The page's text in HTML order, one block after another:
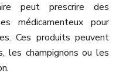
peut prescrire des
médicamenteux pour
Ces produits peuvent
les champignons ou les